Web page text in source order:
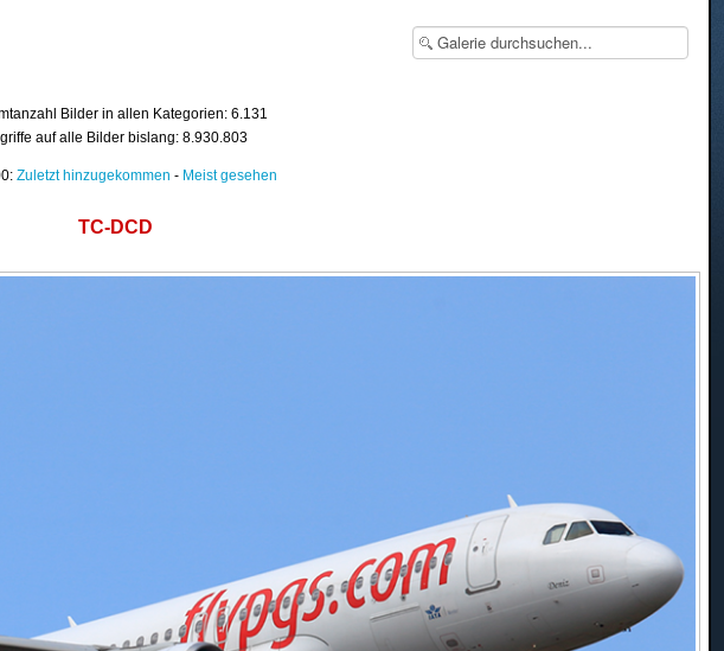
Bilder in allen Kategorien: 6.131
auf alle Bilder bislang: 8.930.803
Zuletzt hinzugekommen - Meist gesehen
TC-DCD